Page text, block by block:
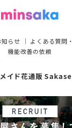
知らせ ｜ よくある質問
機能改善の依頼
イド花通販